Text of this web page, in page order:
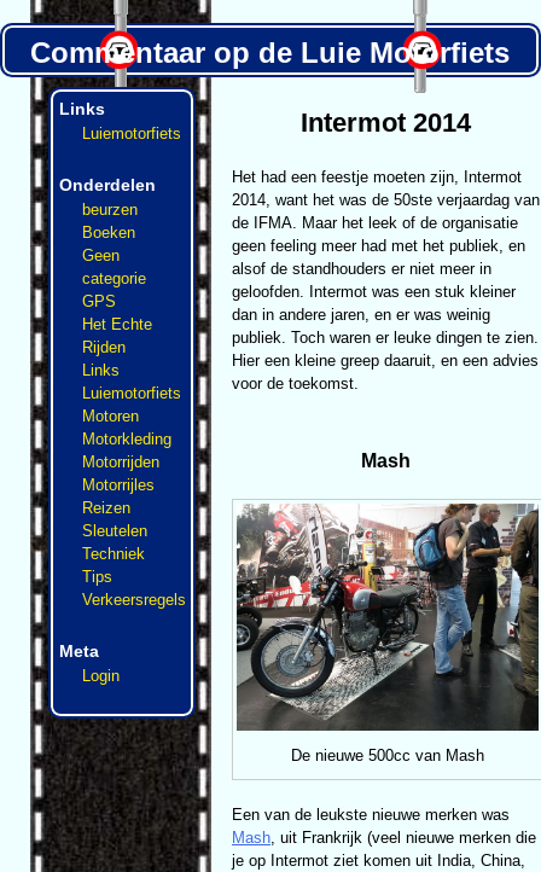
Commentaar op de Luie Motorfiets
Intermot 2014
Het had een feestje moeten zijn, Intermot
2014, want het was de 50ste verjaardag van
de IFMA. Maar het leek of de organisatie
geen feeling meer had met het publiek, en
alsof de standhouders er niet meer in
geloofden. Intermot was een stuk kleiner
dan in andere jaren, en er was weinig
publiek. Toch waren er leuke dingen te zien.
Hier een kleine greep daaruit, en een advies
voor de toekomst.
Mash
De nieuwe 500cc van Mash
Een van de leukste nieuwe merken was
Mash, uit Frankrijk (veel nieuwe merken die
je op Intermot ziet komen uit India, China,
Links
Luiemotorfiets
Onderdelen
beurzen
Boeken
Geen
categorie
GPS
Het Echte
Rijden
Links
Luiemotorfiets
Motoren
Motorkleding
Motorrijden
Motorrijles
Reizen
Sleutelen
Techniek
Tips
Verkeersregels
Meta
Login